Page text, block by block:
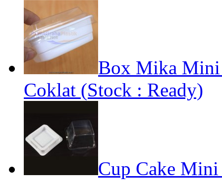
Box Mika Mini
Coklat (Stock : Ready)
Cup Cake